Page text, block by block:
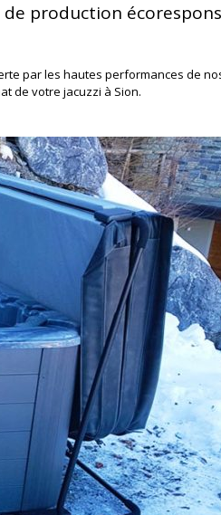
production
par les hautes performances de
de votre jacuzzi à Sion.